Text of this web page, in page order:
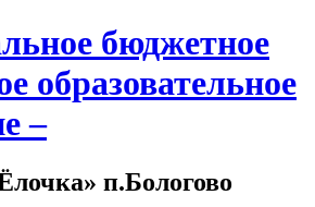
бюджетное
образовательное
–
п.Бологово